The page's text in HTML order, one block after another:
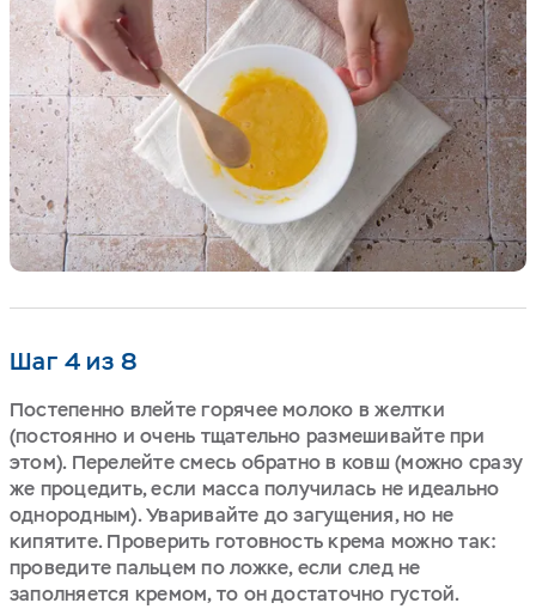
Шаг 4 из 8
Постепенно влейте горячее молоко в желтки
(постоянно и очень тщательно размешивайте при
этом). Перелейте смесь обратно в ковш (можно сразу
же процедить, если масса получилась не идеально
однородным). Уваривайте до загущения, но не
кипятите. Проверить готовность крема можно так:
проведите пальцем по ложке, если след не
заполняется кремом, то он достаточно густой.